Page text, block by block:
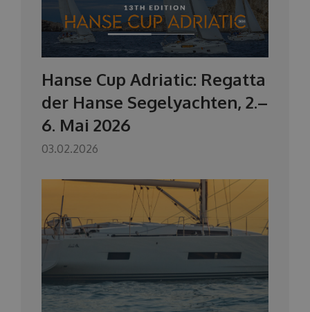
Hanse Cup Adriatic: Regatta
der Hanse Segelyachten, 2.–
6. Mai 2026
03.02.2026